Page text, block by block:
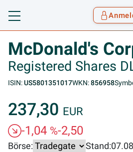
Toggle navigation
McDonald's
Registered Shares
ISIN:US5801351017WKN:856958
237,30 EUR
-1,04 %-2,50
Börse: Stand: